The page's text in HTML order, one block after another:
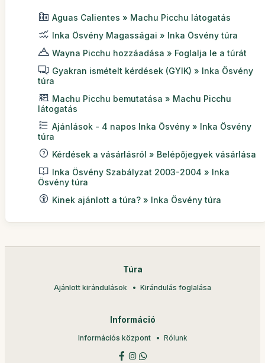
Aguas Calientes » Machu Picchu látogatás
Inka Ösvény Magasságai » Inka Ösvény túra
Wayna Picchu hozzáadása » Foglalja le a túrát
Gyakran ismételt kérdések (GYIK) » Inka Ösvény
túra
Machu Picchu bemutatása » Machu Picchu
látogatás
Ajánlások - 4 napos Inka Ösvény » Inka Ösvény
túra
Kérdések a vásárlásról » Belépőjegyek vásárlása
Inka Ösvény Szabályzat 2003-2004 » Inka
Ösvény túra
Kinek ajánlott a túra? » Inka Ösvény túra
Túra
Ajánlott kirándulások Kirándulás foglalása
Információ
Információs központ Rólunk